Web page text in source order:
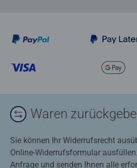
Waren
Sie können Ihr Widerrufsrecht
Online-Widerrufsformular
Anfrage und senden Ihnen alle